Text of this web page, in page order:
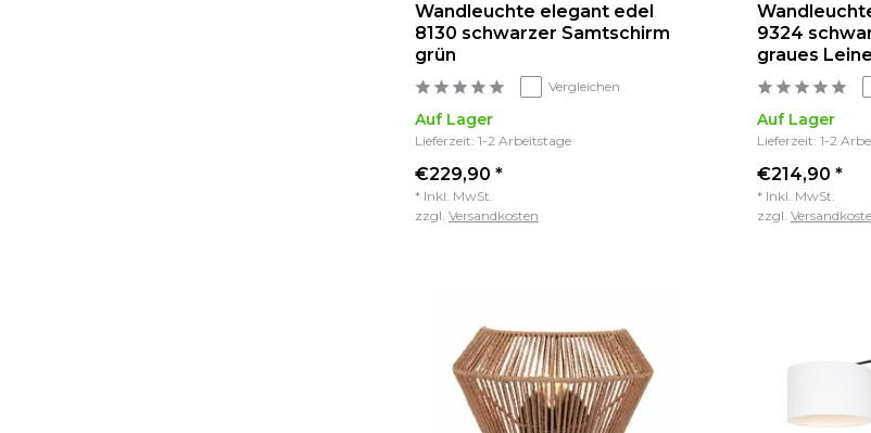
Wandleuchte elegant edel
8130 schwarzer Samtschirm
grün
Vergleichen
Auf Lager
Lieferzeit: 1-2 Arbeitstage
€229,90 *
* Inkl. MwSt.
zzgl. Versandkosten
9324
graues
Auf Lager
Lieferzeit: 1-2
€214,90 *
* Inkl. MwSt.
zzgl.